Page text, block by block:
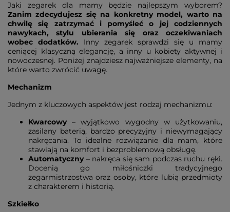
Jaki zegarek dla mamy będzie najlepszym wyborem?
Zanim zdecydujesz się na konkretny model, warto na
chwilę się zatrzymać i pomyśleć o jej codziennych
nawykach, stylu ubierania się oraz oczekiwaniach
wobec dodatków. Inny zegarek sprawdzi się u mamy
ceniącej klasyczną elegancję, a inny u kobiety aktywnej i
nowoczesnej. Poniżej znajdziesz najważniejsze elementy, na
które warto zwrócić uwagę.
Mechanizm
Jednym z kluczowych aspektów jest rodzaj mechanizmu:
Kwarcowy– wyjątkowo wygodny w użytkowaniu,
zasilany baterią, bardzo precyzyjny i niewymagający
nakręcania. To idealne rozwiązanie dla mam, które
stawiają na komfort i bezproblemową obsługę.
Automatyczny– nakręca się sam podczas ruchu ręki.
Docenią go miłośniczki tradycyjnego
zegarmistrzostwa oraz osoby, które lubią przedmioty
z charakterem i historią.
Szkiełko